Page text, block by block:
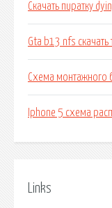
Скачать пиратку
Gta b13 nfs скачать
Схема монтажного
Iphone 5 схема
Links